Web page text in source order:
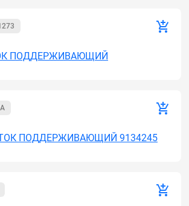
ПОДДЕРЖИВАЮЩИЙ
ПОДДЕРЖИВАЮЩИЙ 9134245